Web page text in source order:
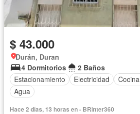
$ 43.000
Durán, Duran
4 Dormitorios
2 Baños
Estacionamiento
Electricidad
Agua
Hace 2 días, 13 horas en - BRinter360